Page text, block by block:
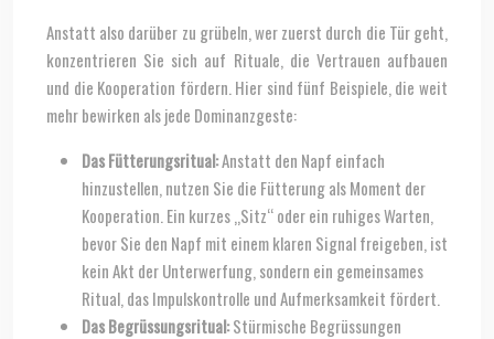
Anstatt also darüber zu grübeln, wer zuerst durch die Tür geht,
konzentrieren Sie sich auf Rituale, die Vertrauen aufbauen
und die Kooperation fördern. Hier sind fünf Beispiele, die weit
mehr bewirken als jede Dominanzgeste:
Das Fütterungsritual:Anstatt den Napf einfach
hinzustellen, nutzen Sie die Fütterung als Moment der
Kooperation. Ein kurzes „Sitz“ oder ein ruhiges Warten,
bevor Sie den Napf mit einem klaren Signal freigeben, ist
kein Akt der Unterwerfung, sondern ein gemeinsames
Ritual, das Impulskontrolle und Aufmerksamkeit fördert.
Das Begrüssungsritual:Stürmische Begrüssungen